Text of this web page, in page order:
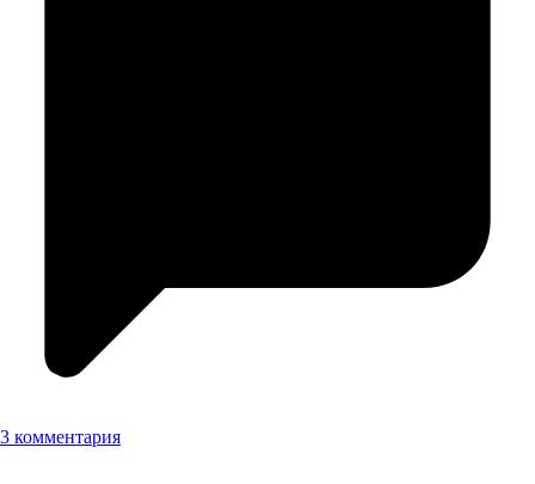
3 комментария